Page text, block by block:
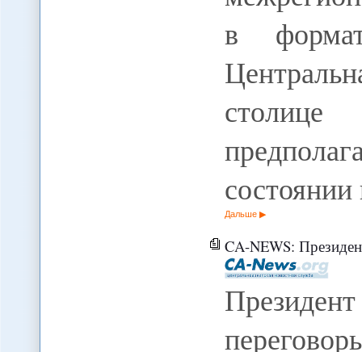
в
столице
Дальше
CA-NEWS: Президент